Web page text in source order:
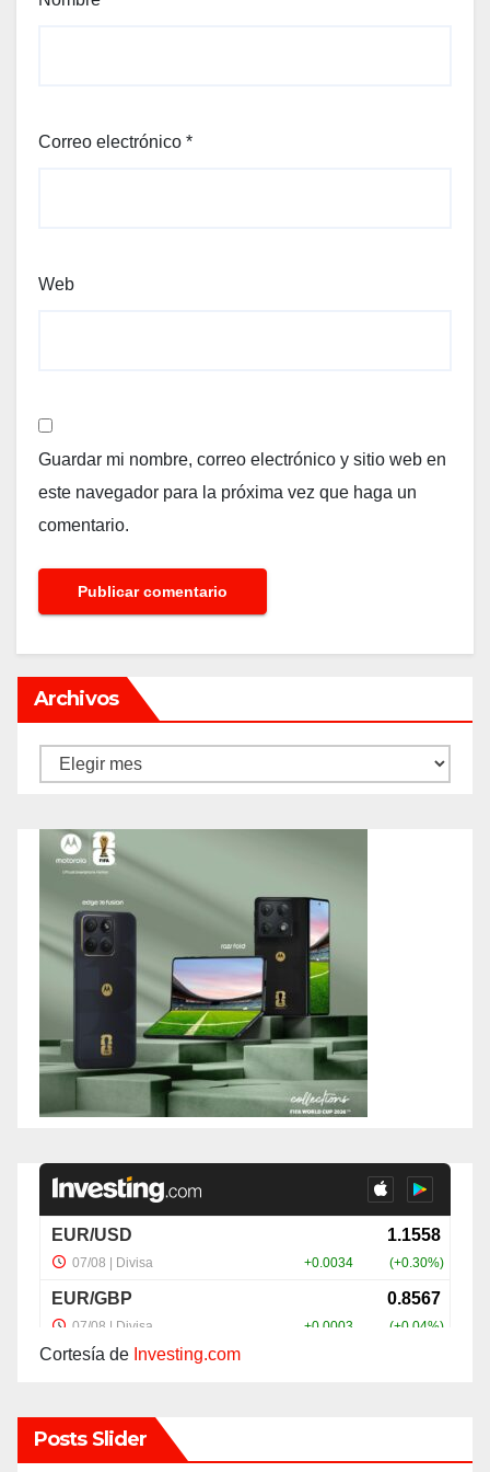
Correo electrónico *
Web
Guardar mi nombre, correo electrónico y sitio web en
este navegador para la próxima vez que haga un
comentario.
Archivos
Archivos
Cortesía de Investing.com
Posts Slider